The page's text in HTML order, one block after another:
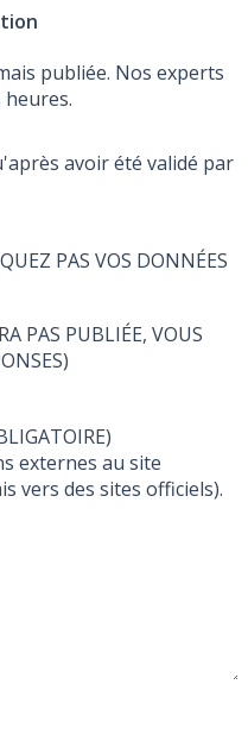
publiée. Nos experts
avoir été validé par
PAS VOS DONNÉES
PAS PUBLIÉE, VOUS
VOTRE MESSAGE (OBLIGATOIRE)
externes au site
vers des sites officiels).